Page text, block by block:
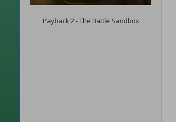
Payback 2 - The Battle Sandbox